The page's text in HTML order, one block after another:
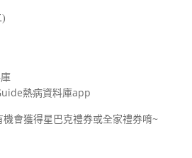
)
熱病資料庫app
會獲得星巴克禮券或全家禮券唷~